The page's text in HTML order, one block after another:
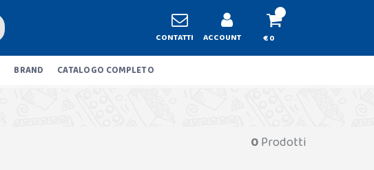
CONTATTI ACCOUNT € 0
BRAND CATALOGO COMPLETO
0Prodotti